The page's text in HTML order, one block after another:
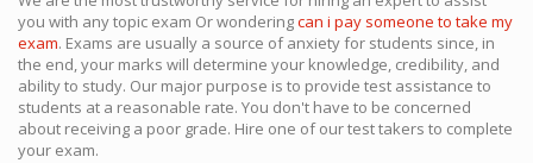
you with any topic exam Or wonderingcan i pay someone to take my
exam. Exams are usually a source of anxiety for students since, in
the end, your marks will determine your knowledge, credibility, and
ability to study. Our major purpose is to provide test assistance to
students at a reasonable rate. You don't have to be concerned
about receiving a poor grade. Hire one of our test takers to complete
your exam.